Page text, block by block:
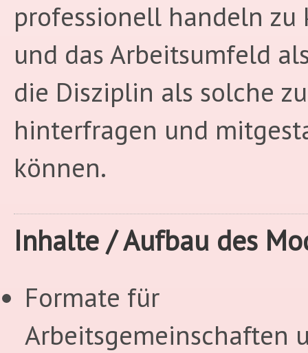
professionell handeln zu
und das Arbeitsumfeld
die Disziplin als solche zu
hinterfragen und
können.
Inhalte / Aufbau des
Formate für
Arbeitsgemeinschaften